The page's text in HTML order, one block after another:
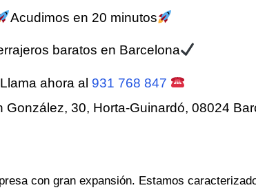
Acudimos en 20 minutos
baratos en Barcelona
Llama ahora al 931 768 847
González, 30, Horta-Guinardó, 08024
con gran expansión. Estamos